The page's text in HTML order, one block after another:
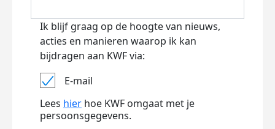
Ik blijf graag op de hoogte van nieuws,
acties en manieren waarop ik kan
bijdragen aan KWF via:
E-mail
Lees hier hoe KWF omgaat met je
persoonsgegevens.